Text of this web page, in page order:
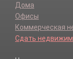
Дома
Офисы
Коммерческая
Сдать